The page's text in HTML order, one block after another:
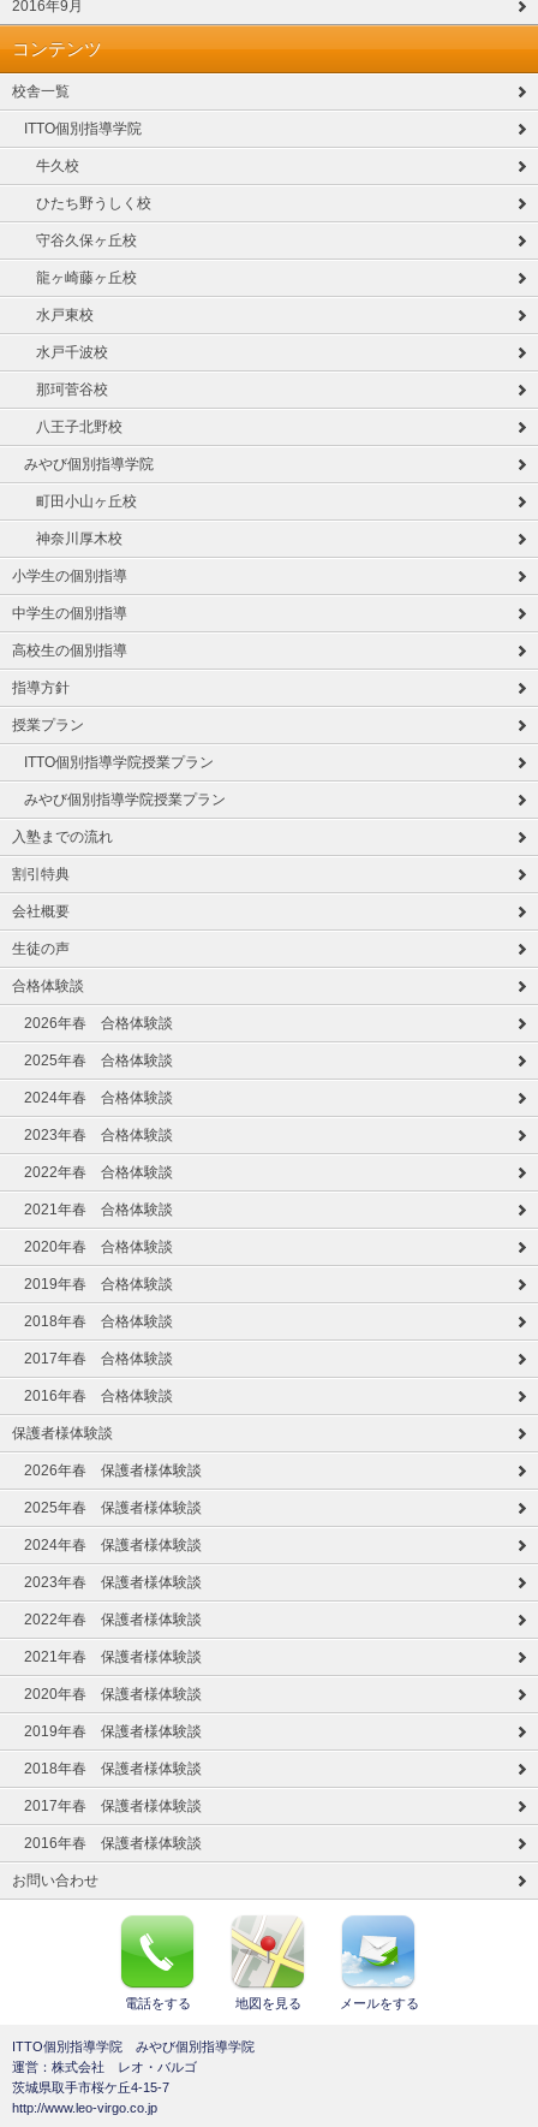
2016年9月
コンテンツ
校舎一覧
ITTO個別指導学院
牛久校
ひたち野うしく校
守谷久保ヶ丘校
龍ヶ崎藤ヶ丘校
水戸東校
水戸千波校
那珂菅谷校
八王子北野校
みやび個別指導学院
町田小山ヶ丘校
神奈川厚木校
小学生の個別指導
中学生の個別指導
高校生の個別指導
指導方針
授業プラン
ITTO個別指導学院授業プラン
みやび個別指導学院授業プラン
入塾までの流れ
割引特典
会社概要
生徒の声
合格体験談
2026年春 合格体験談
2025年春 合格体験談
2024年春 合格体験談
2023年春 合格体験談
2022年春 合格体験談
2021年春 合格体験談
2020年春 合格体験談
2019年春 合格体験談
2018年春 合格体験談
2017年春 合格体験談
2016年春 合格体験談
保護者様体験談
2026年春 保護者様体験談
2025年春 保護者様体験談
2024年春 保護者様体験談
2023年春 保護者様体験談
2022年春 保護者様体験談
2021年春 保護者様体験談
2020年春 保護者様体験談
2019年春 保護者様体験談
2018年春 保護者様体験談
2017年春 保護者様体験談
2016年春 保護者様体験談
お問い合わせ
電話をする 地図を見る メールをする
ITTO個別指導学院 みやび個別指導学院
運営：株式会社 レオ・バルゴ
茨城県取手市桜ケ丘4-15-7
http://www.leo-virgo.co.jp